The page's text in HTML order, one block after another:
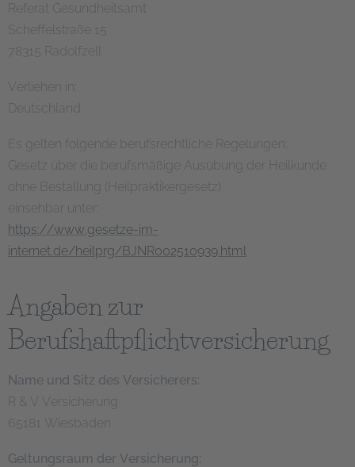
Referat Gesundheitsamt
Scheffelstraße 15
78315 Radolfzell
Verliehen in:
Deutschland
Es gelten folgende berufsrechtliche Regelungen:
Gesetz über die berufsmäßige Ausübung der Heilkunde
ohne Bestallung (Heilpraktikergesetz)
einsehbar unter:
https://www.gesetze-im-
internet.de/heilprg/BJNR002510939.html
Angaben zur
Berufshaftpflichtversicherung
Name und Sitz des Versicherers:
R & V Versicherung
65181 Wiesbaden
Geltungsraum der Versicherung: